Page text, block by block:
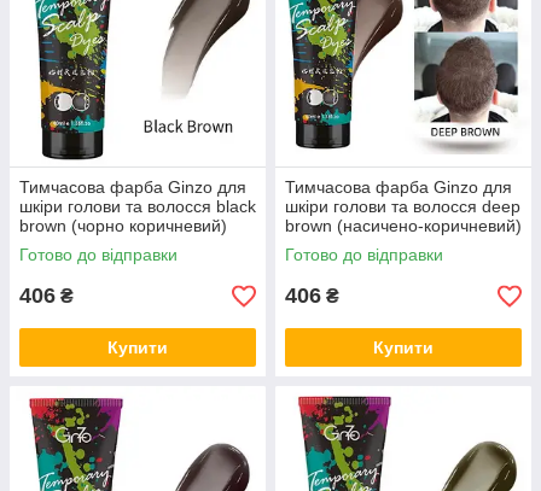
Тимчасова фарба Ginzo для
шкіри голови та волосся black
brown (чорно коричневий)
Готово до відправки
406 ₴
Купити
Тимчасова фарба Ginzo для
шкіри голови та волосся deep
brown (насичено-коричневий)
Готово до відправки
406 ₴
Купити